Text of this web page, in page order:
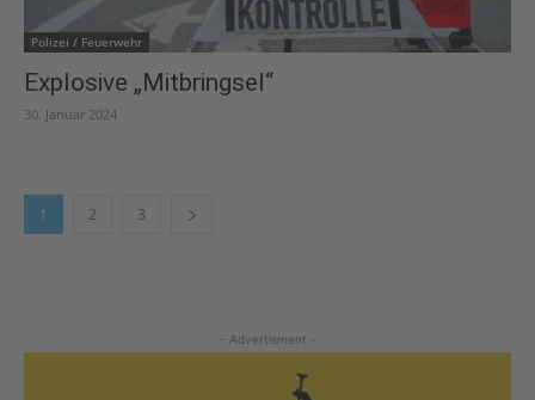
Polizei / Feuerwehr
Explosive „Mitbringsel“
30. Januar 2024
1 2 3
- Advertisment -